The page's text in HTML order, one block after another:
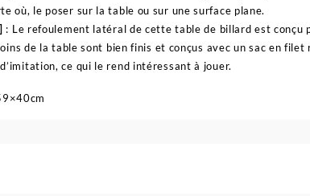
où, le poser sur la table ou sur une surface plane.
: Le refoulement latéral de cette table de billard est conçu
de la table sont bien finis et conçus avec un sac en
ce qui le rend intéressant à jouer.